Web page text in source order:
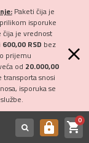
Paketi čija je
isporuke
čija je vrednost
600,00 RSD bez
prijemu
od 20.000,00
snosi
isporuka se
https shopping_cart0